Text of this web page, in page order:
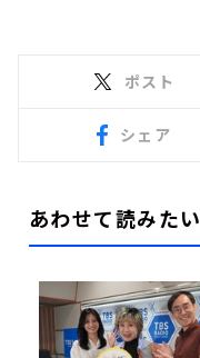
ポスト
シェア
あわせて読みたい